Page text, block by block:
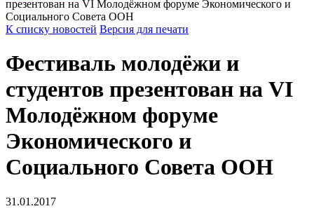
презентован на VI Молодёжном форуме Экономического и
Социального Совета ООН
К списку новостей Версия для печати
Фестиваль молодёжи и
студентов презентован на VI
Молодёжном форуме
Экономического и
Социального Совета ООН
31.01.2017